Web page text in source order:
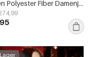
Woven Polyester Fiber Damenjacke Elegant Solid Color Fall/Winter
Lager